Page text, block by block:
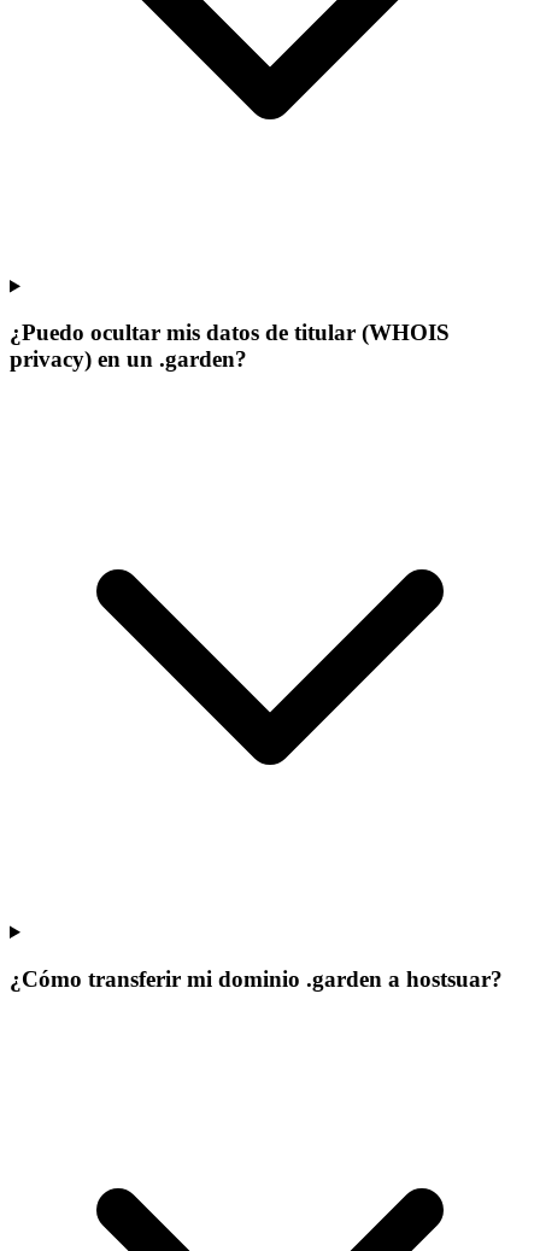
¿Puedo ocultar mis datos de titular (WHOIS
privacy) en un .garden?
¿Cómo transferir mi dominio .garden a hostsuar?